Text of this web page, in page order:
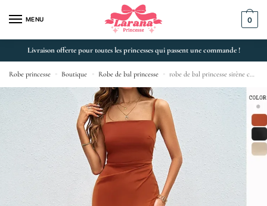
MENU 0
Livraison offerte pour toutes les princesses qui passent une commande !
Robe princesse » Boutique » Robe de bal princesse » robe de bal princesse sirène charmante sans manches avec fente latérale